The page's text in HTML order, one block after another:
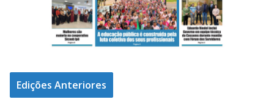
Edições Anteriores